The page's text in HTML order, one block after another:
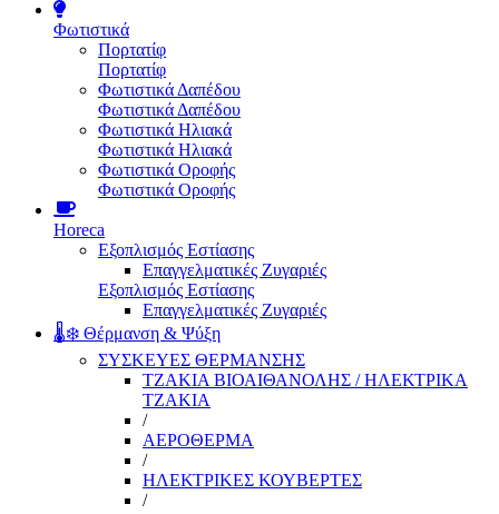
Φωτιστικά
Πορτατίφ
Πορτατίφ
Φωτιστικά Δαπέδου
Φωτιστικά Δαπέδου
Φωτιστικά Ηλιακά
Φωτιστικά Ηλιακά
Φωτιστικά Οροφής
Φωτιστικά Οροφής
Horeca
Εξοπλισμός Εστίασης
Επαγγελματικές Ζυγαριές
Εξοπλισμός Εστίασης
Επαγγελματικές Ζυγαριές
🌡️❄️ Θέρμανση & Ψύξη
ΣΥΣΚΕΥΕΣ ΘΕΡΜΑΝΣΗΣ
ΤΖΑΚΙΑ ΒΙΟΑΙΘΑΝΟΛΗΣ / ΗΛΕΚΤΡΙΚΑ
ΤΖΑΚΙΑ
/
ΑΕΡΟΘΕΡΜΑ
/
ΗΛΕΚΤΡΙΚΕΣ ΚΟΥΒΕΡΤΕΣ
/